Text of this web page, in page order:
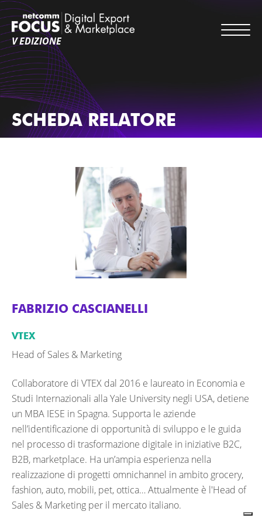
V EDIZIONE
SCHEDA RELATORE
FABRIZIO CASCIANELLI
VTEX
Head of Sales & Marketing
Collaboratore di VTEX dal 2016 e laureato in Economia e
Studi Internazionali alla Yale University negli USA, detiene
un MBA IESE in Spagna. Supporta le aziende
nell’identificazione di opportunità di sviluppo e le guida
nel processo di trasformazione digitale in iniziative B2C,
B2B, marketplace. Ha un’ampia esperienza nella
realizzazione di progetti omnichannel in ambito grocery,
fashion, auto, mobili, pet, ottica… Attualmente è l'Head of
Sales & Marketing per il mercato italiano.